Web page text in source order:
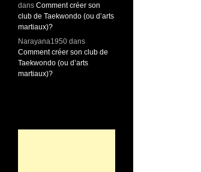
dans Comment créer son
club de Taekwondo (ou d’arts
martiaux)?
Narayana1950 dans
Comment créer son club de
Taekwondo (ou d’arts
martiaux)?